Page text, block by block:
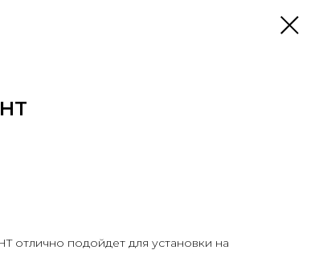
отлично подойдет для установки на